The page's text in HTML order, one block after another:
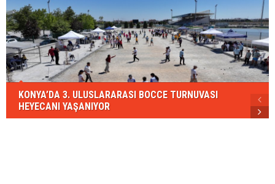
KONYA’DA 3. ULUSLARARASI BOCCE TURNUVASI
HEYECANI YAŞANIYOR